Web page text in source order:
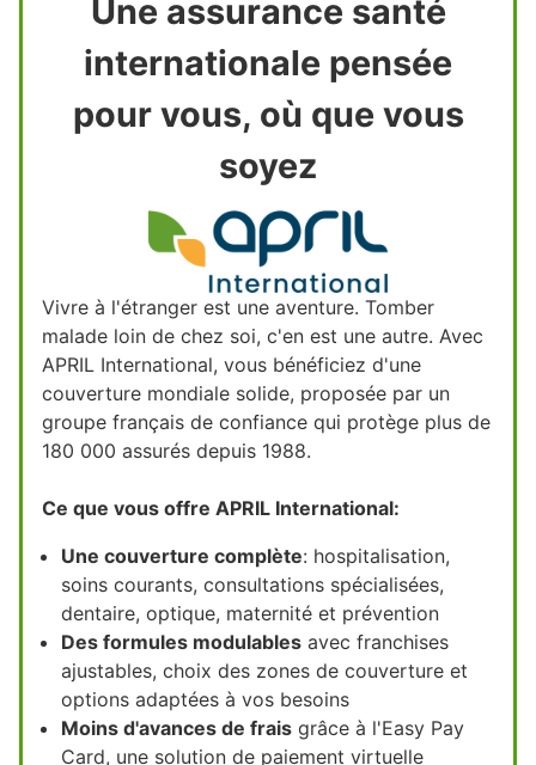
Une assurance santé
internationale pensée
pour vous, où que vous
soyez
Vivre à l'étranger est une aventure. Tomber
malade loin de chez soi, c'en est une autre. Avec
APRIL International, vous bénéficiez d'une
couverture mondiale solide, proposée par un
groupe français de confiance qui protège plus de
180 000 assurés depuis 1988.
Ce que vous offre APRIL International:
Une couverture complète: hospitalisation,
soins courants, consultations spécialisées,
dentaire, optique, maternité et prévention
Des formules modulables avec franchises
ajustables, choix des zones de couverture et
options adaptées à vos besoins
Moins d'avances de frais grâce à l'Easy Pay
Card, une solution de paiement virtuelle